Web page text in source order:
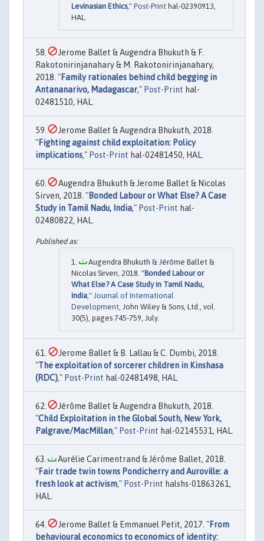
Levinasian Ethics," Post-Print hal-02390913,
HAL.
Jerome Ballet & Augendra Bhukuth & F.
Rakotonirinjanahary & M. Rakotonirinjanahary,
2018. "Family rationales behind child begging in
Antananarivo, Madagascar," Post-Print hal-
02481510, HAL.
Jerome Ballet & Augendra Bhukuth, 2018.
"Fighting against child exploitation: Policy
implications," Post-Print hal-02481450, HAL.
Augendra Bhukuth & Jerome Ballet & Nicolas
Sirven, 2018. "Bonded Labour or What Else? A Case
Study in Tamil Nadu, India," Post-Print hal-
02480822, HAL.
Augendra Bhukuth & Jérôme Ballet &
Nicolas Sirven, 2018. "Bonded Labour or
What Else? A Case Study in Tamil Nadu,
India ," Journal of International
Development , John Wiley & Sons, Ltd., vol.
30(5), pages 745-759, July.
Jerome Ballet & B. Lallau & C. Dumbi, 2018.
"The exploitation of sorcerer children in Kinshasa
(RDC)," Post-Print hal-02481498, HAL.
Jérôme Ballet & Augendra Bhukuth, 2018.
"Child Exploitation in the Global South, New York,
Palgrave/MacMillan," Post-Print hal-02145531, HAL.
Aurélie Carimentrand & Jérôme Ballet, 2018.
"Fair trade twin towns Pondicherry and Auroville: a
fresh look at activism," Post-Print halshs-01863261,
HAL.
Jerome Ballet & Emmanuel Petit, 2017. "From
behavioural economics to economics of identity: